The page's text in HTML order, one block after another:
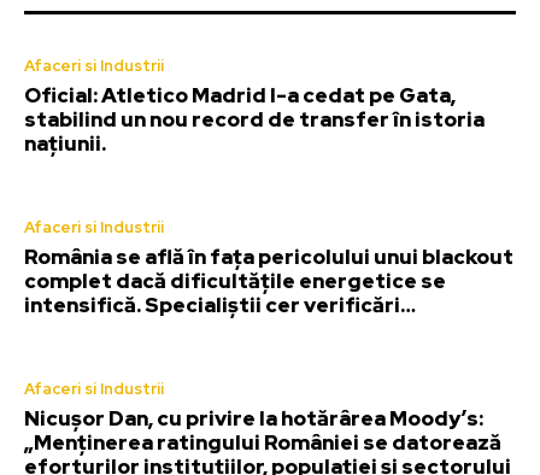
Afaceri si Industrii
Oficial: Atletico Madrid l-a cedat pe Gata,
stabilind un nou record de transfer în istoria
națiunii.
Afaceri si Industrii
România se află în fața pericolului unui blackout
complet dacă dificultățile energetice se
intensifică. Specialiștii cer verificări…
Afaceri si Industrii
Nicușor Dan, cu privire la hotărârea Moody’s:
„Menținerea ratingului României se datorează
eforturilor instituțiilor, populației și sectorului